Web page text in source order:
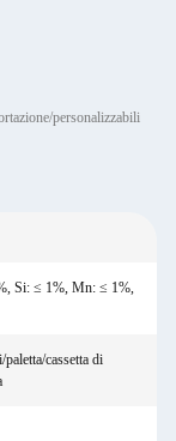
personalizzabili
Si: ≤ 1%, Mn: ≤ 1%,
cassetta di